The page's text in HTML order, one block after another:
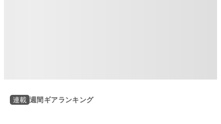
連載 週間ギアランキング